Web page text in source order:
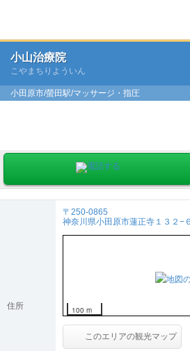
小山治療院
こやまちりよういん
小田原市/螢田駅/マッサージ・指圧
住所
〒250-0865
神奈川県小田原市蓮正寺１３２−６
100 m
このエリアの観光マップ